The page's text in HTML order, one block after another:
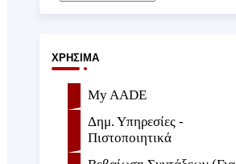
ΧΡΉΣΙΜΑ
My AADE
Δημ. Υπηρεσίες -
Πιστοποιητικά